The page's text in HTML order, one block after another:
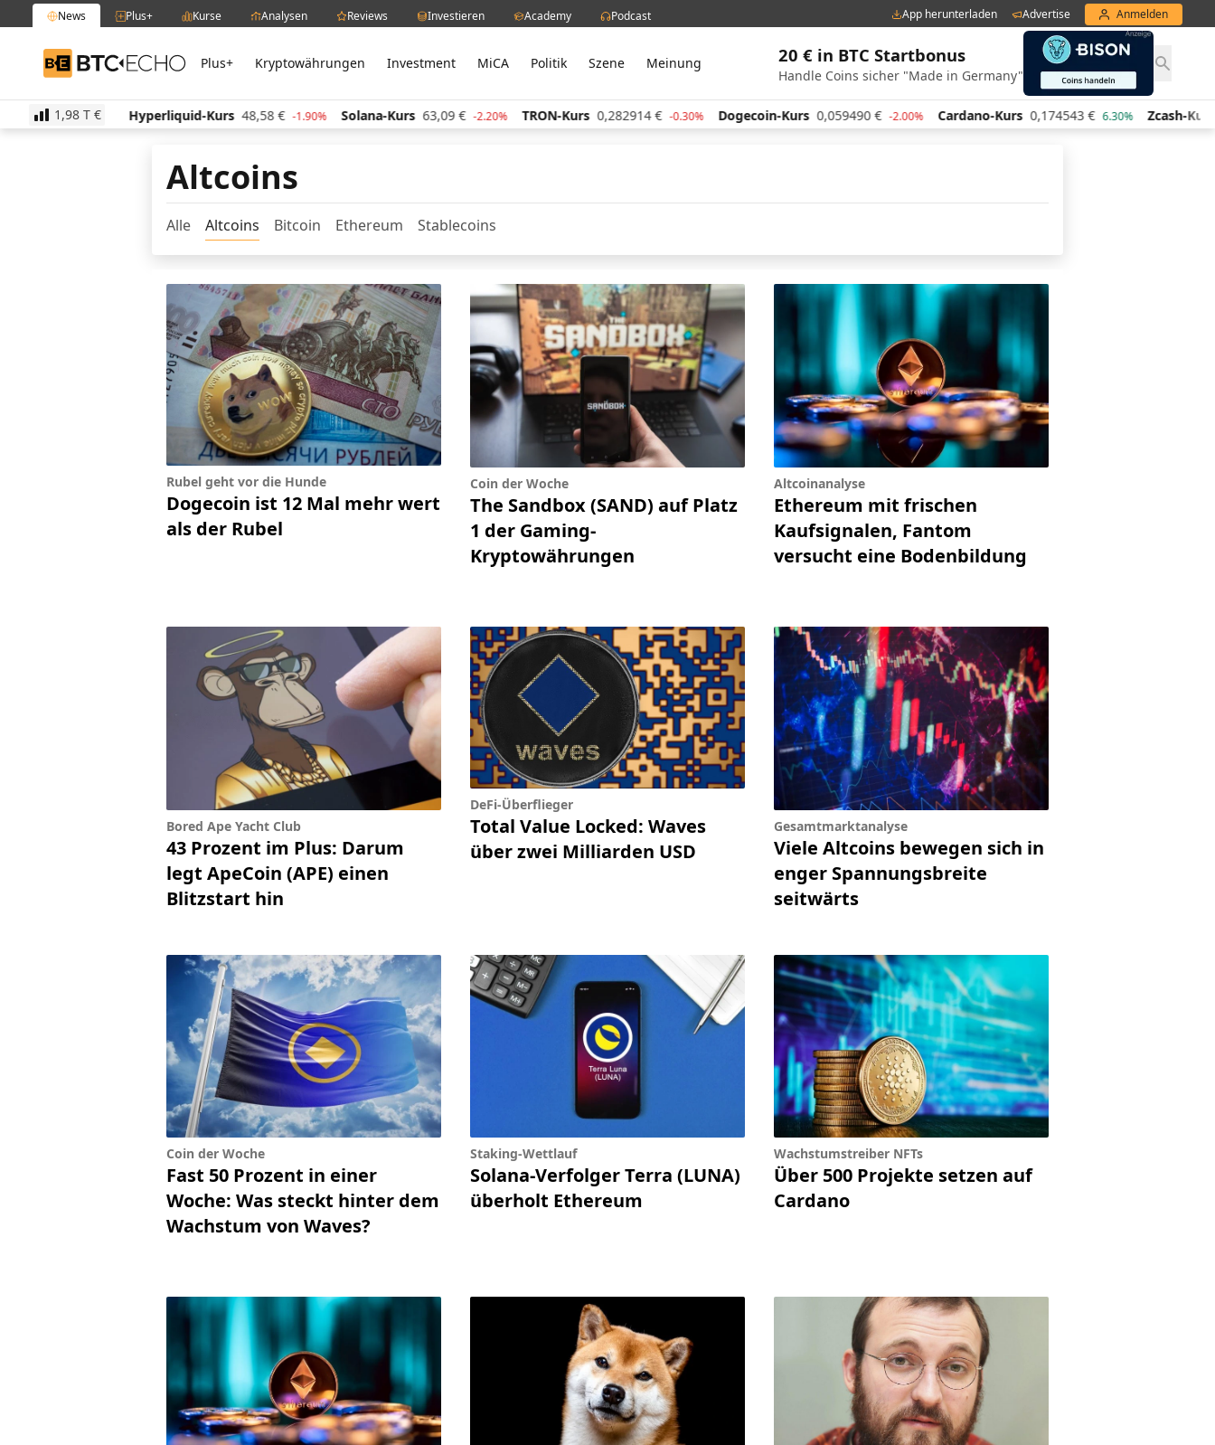
News Plus+ Kurse Analysen Reviews Investieren Academy Podcast App herunterladen Advertise Anmelden
BTC-ECHO Plus+ Kryptowährungen Investment MiCA Politik Szene Meinung 20 € in BTC Startbonus
Handle Coins sicher "Made in Germany"
1,98 T €
€ -1.60% Hyperliquid-Kurs 48,58 € -1.90% Solana-Kurs 63,09 € -2.20% TRON-Kurs 0,282914 € -0.30% Dogecoin-Kurs 0,059490 € -2.00% Cardano-Kurs 0,174543 € 6.30% Zcash-Kurs
Altcoins
Alle Altcoins Bitcoin Ethereum Stablecoins
Rubel geht vor die Hunde
Dogecoin ist 12 Mal mehr wert
als der Rubel
Coin der Woche
The Sandbox (SAND) auf Platz
1 der Gaming-
Kryptowährungen
Altcoinanalyse
Ethereum mit frischen
Kaufsignalen, Fantom
versucht eine Bodenbildung
Bored Ape Yacht Club
43 Prozent im Plus: Darum
legt ApeCoin (APE) einen
Blitzstart hin
DeFi-Überflieger
Total Value Locked: Waves
über zwei Milliarden USD
Gesamtmarktanalyse
Viele Altcoins bewegen sich in
enger Spannungsbreite
seitwärts
Coin der Woche
Fast 50 Prozent in einer
Woche: Was steckt hinter dem
Wachstum von Waves?
Staking-Wettlauf
Solana-Verfolger Terra (LUNA)
überholt Ethereum
Wachstumstreiber NFTs
Über 500 Projekte setzen auf
Cardano